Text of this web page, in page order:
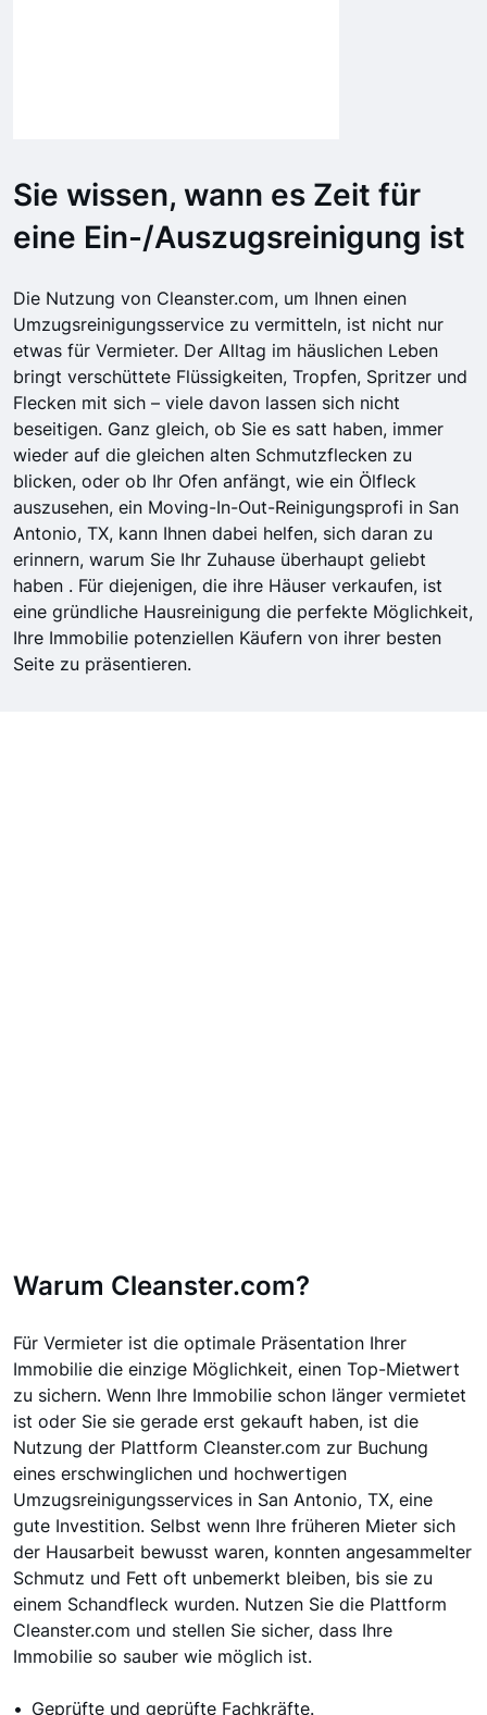
Sie wissen, wann es Zeit für
eine Ein-/Auszugsreinigung ist
Die Nutzung von Cleanster.com, um Ihnen einen
Umzugsreinigungsservice zu vermitteln, ist nicht nur
etwas für Vermieter. Der Alltag im häuslichen Leben
bringt verschüttete Flüssigkeiten, Tropfen, Spritzer und
Flecken mit sich – viele davon lassen sich nicht
beseitigen. Ganz gleich, ob Sie es satt haben, immer
wieder auf die gleichen alten Schmutzflecken zu
blicken, oder ob Ihr Ofen anfängt, wie ein Ölfleck
auszusehen, ein Moving-In-Out-Reinigungsprofi in San
Antonio, TX, kann Ihnen dabei helfen, sich daran zu
erinnern, warum Sie Ihr Zuhause überhaupt geliebt
haben . Für diejenigen, die ihre Häuser verkaufen, ist
eine gründliche Hausreinigung die perfekte Möglichkeit,
Ihre Immobilie potenziellen Käufern von ihrer besten
Seite zu präsentieren.
Warum Cleanster.com?
Für Vermieter ist die optimale Präsentation Ihrer
Immobilie die einzige Möglichkeit, einen Top-Mietwert
zu sichern. Wenn Ihre Immobilie schon länger vermietet
ist oder Sie sie gerade erst gekauft haben, ist die
Nutzung der Plattform Cleanster.com zur Buchung
eines erschwinglichen und hochwertigen
Umzugsreinigungsservices in San Antonio, TX, eine
gute Investition. Selbst wenn Ihre früheren Mieter sich
der Hausarbeit bewusst waren, konnten angesammelter
Schmutz und Fett oft unbemerkt bleiben, bis sie zu
einem Schandfleck wurden. Nutzen Sie die Plattform
Cleanster.com und stellen Sie sicher, dass Ihre
Immobilie so sauber wie möglich ist.
Geprüfte und geprüfte Fachkräfte.